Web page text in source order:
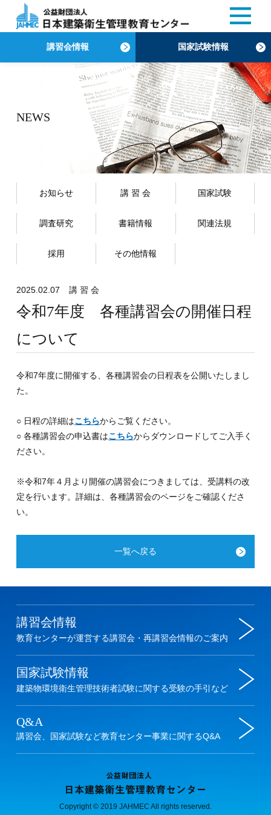
講習会情報 国家試験情報
NEWS
お知らせ 講 習 会 国家試験
調査研究 書籍情報 関連法規
採用 その他情報
2025.02.07 講 習 会
令和7年度 各種講習会の開催日程
について
令和7年度に開催する、各種講習会の日程表を公開いたしまし
た。
○ 日程の詳細はこちらからご覧ください。
○ 各種講習会の申込書はこちらからダウンロードしてご入手く
ださい。
※令和7年４月より開催の講習会につきましては、受講料の改
定を行います。詳細は、各種講習会のページをご確認くださ
い。
一覧へ戻る
Copyright © 2019 JAHMEC All rights reserved.